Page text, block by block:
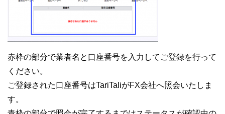
赤枠の部分で業者名と口座番号を入力してご登録を行って
ください。
ご登録された口座番号はTariTaliがFX会社へ照会いたしま
す。